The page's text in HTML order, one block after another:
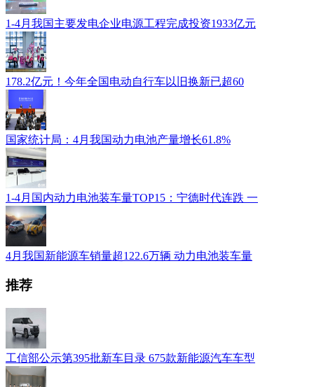
1-4月我国主要发电企业电源工程完成投资1933亿元
178.2亿元！今年全国电动自行车以旧换新已超60
国家统计局：4月我国动力电池产量增长61.8%
1-4月国内动力电池装车量TOP15：宁德时代连跌 一
4月我国新能源车销量超122.6万辆 动力电池装车量
推荐
工信部公示第395批新车目录 675款新能源汽车车型